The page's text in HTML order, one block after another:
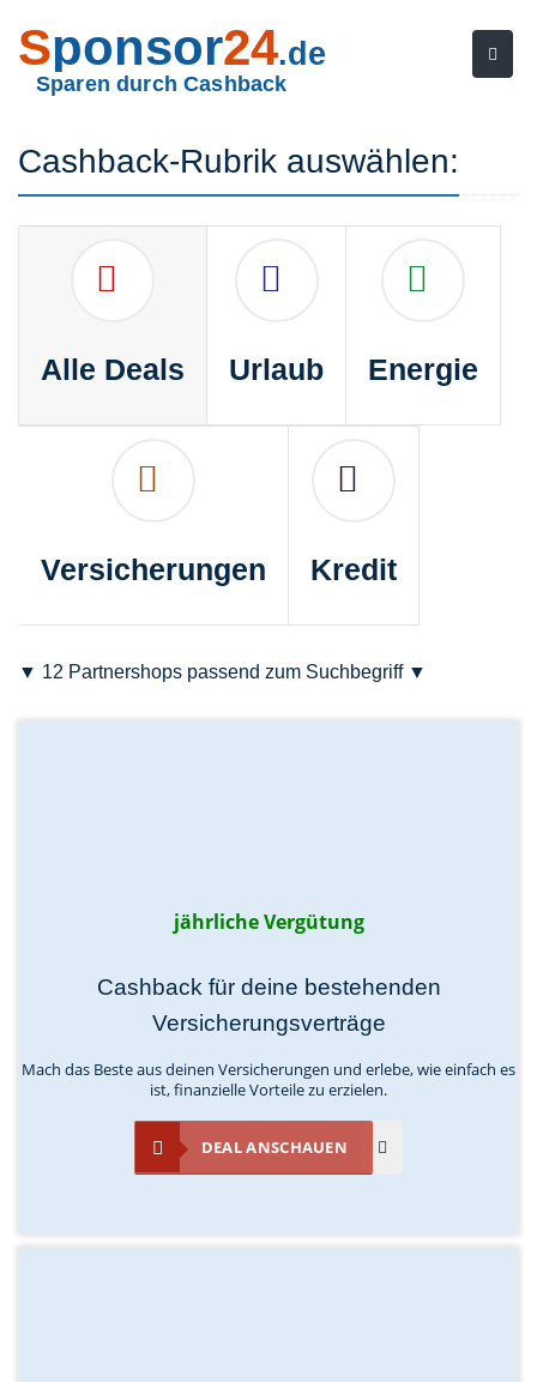
Sponsor24.de
Sparen durch Cashback
Cashback-Rubrik auswählen:
Alle Deals Urlaub Energie
Versicherungen Kredit
▼ 12 Partnershops passend zum Suchbegriff ▼
jährliche Vergütung
Cashback für deine bestehenden
Versicherungsverträge
Mach das Beste aus deinen Versicherungen und erlebe, wie einfach es
ist, finanzielle Vorteile zu erzielen.
DEAL ANSCHAUEN